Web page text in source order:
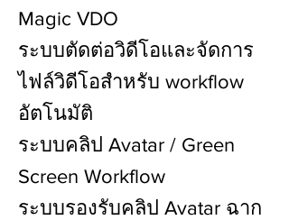
Magic VDO
ระบบตัดต่อวิดีโอและจัดการ
ไฟล์วิดีโอสำหรับ workflow
อัตโนมัติ
ระบบคลิป Avatar / Green
Screen Workflow
ระบบรองรับคลิป Avatar ฉาก